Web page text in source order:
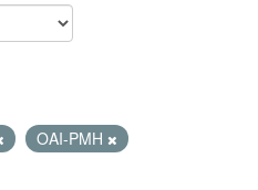
OAI-PMH